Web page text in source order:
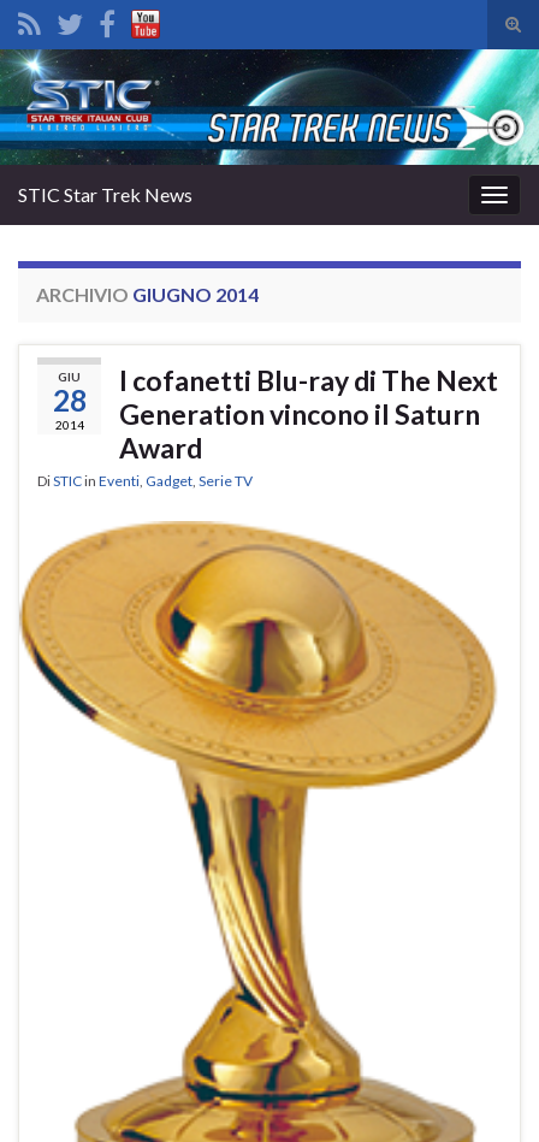
il
di
Search for:
la
STIC Star Trek News
ARCHIVIO GIUGNO 2014
GIU
28
2014
I cofanetti Blu-ray di The Next
Generation vincono il Saturn
Award
DiSTICin Eventi Gadget Serie TV